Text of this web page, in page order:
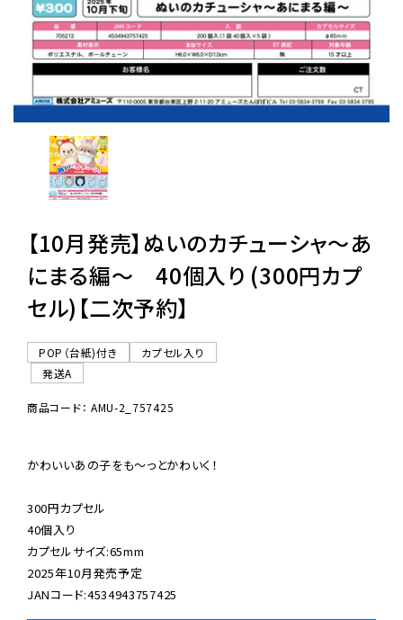
よくあるご質問
ご利用ガイド
06-6282-7659
【10月発売】ぬいのカチューシャ～あ
にまる編～ 40個入り (300円カプ
セル)【二次予約】
POP（台紙)付き
カプセル入り
発送A
商品コード： AMU-2_757425
かわいいあの子をも〜っとかわいく！
300円カプセル
40個入り
カプセルサイズ:65mm
2025年10月発売予定
JANコード:4534943757425